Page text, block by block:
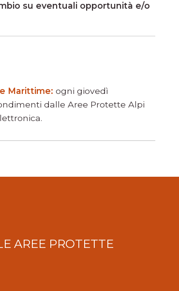
su eventuali opportunità e/o
Marittime: ogni giovedì
dalle Aree Protette Alpi
AREE PROTETTE